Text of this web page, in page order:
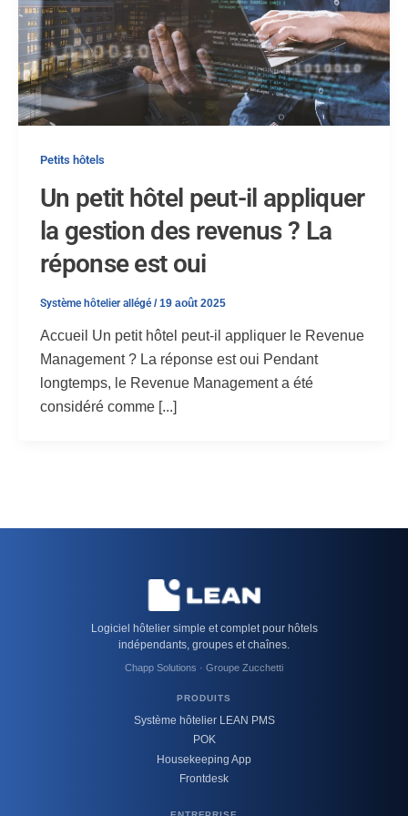
Petits hôtels
Un petit hôtel peut-il appliquer
la gestion des revenus ? La
réponse est oui
Système hôtelier allégé /19 août 2025
Accueil Un petit hôtel peut-il appliquer le Revenue
Management ? La réponse est oui Pendant
longtemps, le Revenue Management a été
considéré comme [...]
Logiciel hôtelier simple et complet pour hôtels
indépendants, groupes et chaînes.
Chapp Solutions · Groupe Zucchetti
PRODUITS
Système hôtelier LEAN PMS
POK
Housekeeping App
Frontdesk